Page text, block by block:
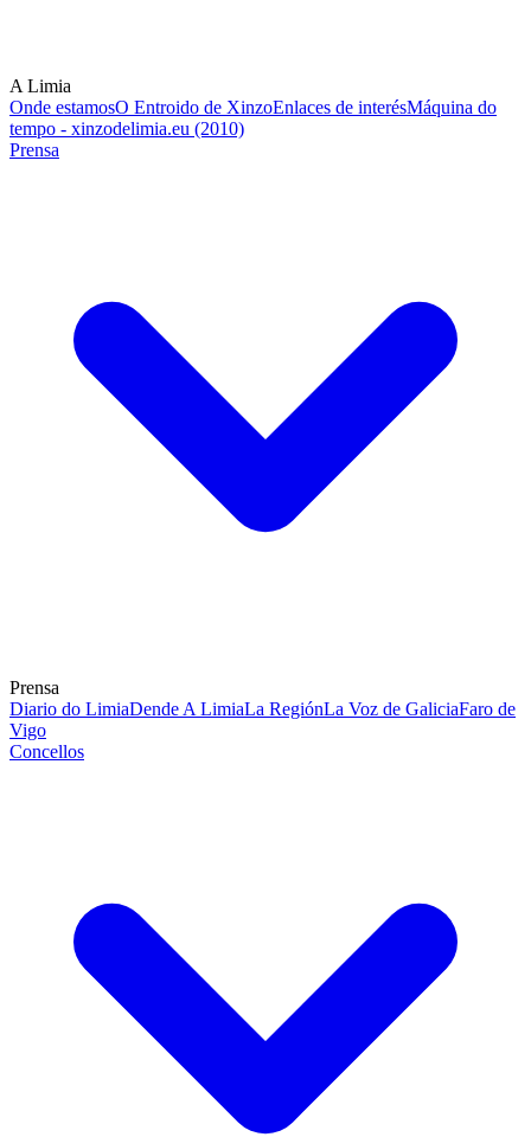
A Limia
Onde estamosO Entroido de XinzoEnlaces de interésMáquina do
tempo - xinzodelimia.eu (2010)
Prensa
Prensa
Diario do LimiaDende A LimiaLa RegiónLa Voz de GaliciaFaro de
Vigo
Concellos